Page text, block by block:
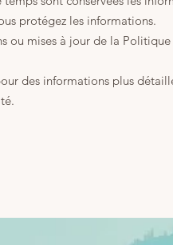
protégez les informations.
ou mises à jour de la
des informations plus